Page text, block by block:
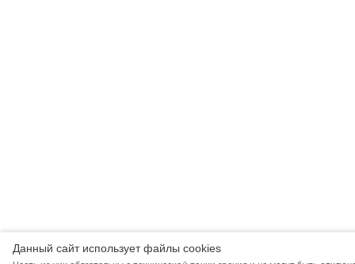
Данный сайт использует файлы cookies